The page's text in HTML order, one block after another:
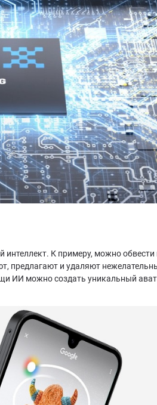
К примеру, можно
и удаляют
ИИ можно создать уникальный